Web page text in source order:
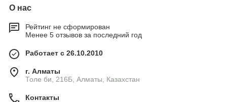
О нас
Рейтинг не сформирован
Менее 5 отзывов за последний год
Работает с 26.10.2010
г. Алматы
Толе би, 216Б, Алматы, Казахстан
Контакты